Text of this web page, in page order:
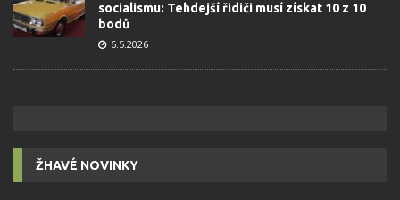
socialismu: Tehdejší řidiči musí získat 10 z 10
bodů
6.5.2026
ŽHAVÉ NOVINKY